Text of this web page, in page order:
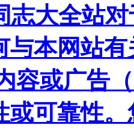
志大全站
与本网站
容或广告
或可靠性